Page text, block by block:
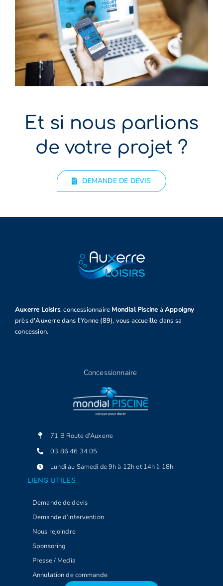
Et si nous parlions
de votre projet ?
DEMANDE DE DEVIS
Auxerre Loisirs, concessionnaire Mondial Piscine à Appoigny
près d'Auxerre dans l'Yonne (89), vous accueille dans sa
concession.
Concessionnaire
71 B Route d'Auxerre
03 86 46 34 05
Lundi au Samedi de 9h à 12h et 14h à 18h.
LIENS UTILES
Demande de devis
Demande d’intervention
Nous rejoindre
Sponsoring
Presse / Media
Annulation de commande